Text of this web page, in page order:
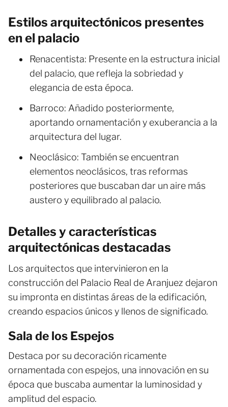
Estilos arquitectónicos presentes
en el palacio
Renacentista: Presente en la estructura inicial
del palacio, que refleja la sobriedad y
elegancia de esta época.
Barroco: Añadido posteriormente,
aportando ornamentación y exuberancia a la
arquitectura del lugar.
Neoclásico: También se encuentran
elementos neoclásicos, tras reformas
posteriores que buscaban dar un aire más
austero y equilibrado al palacio.
Detalles y características
arquitectónicas destacadas
Los arquitectos que intervinieron en la
construcción del Palacio Real de Aranjuez dejaron
su impronta en distintas áreas de la edificación,
creando espacios únicos y llenos de significado.
Sala de los Espejos
Destaca por su decoración ricamente
ornamentada con espejos, una innovación en su
época que buscaba aumentar la luminosidad y
amplitud del espacio.